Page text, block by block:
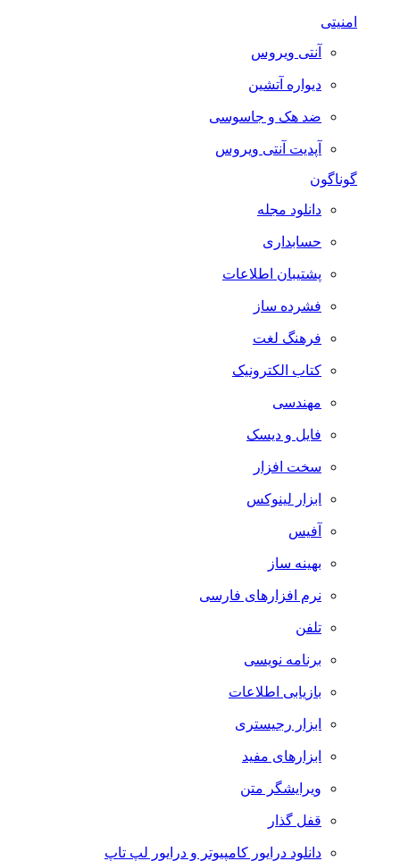
امنیتی
آنتی ویروس
دیواره آتشین
ضد هک و جاسوسی
آپدیت آنتی ویروس
گوناگون
دانلود مجله
حسابداری
پشتیبان اطلاعات
فشرده ساز
فرهنگ لغت
کتاب الکترونیک
مهندسی
فایل و دیسک
سخت افزار
ابزار لینوکس
آفیس
بهینه ساز
نرم افزارهای فارسی
تلفن
برنامه نویسی
بازیابی اطلاعات
ابزار رجیستری
ابزارهای مفید
ویرایشگر متن
قفل گذار
دانلود درایور کامپیوتر و درایور لپ تاپ